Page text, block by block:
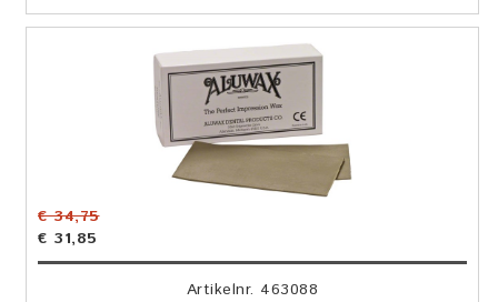
€ 34,75
€ 31,85
Artikelnr. 463088